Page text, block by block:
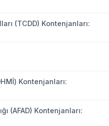
(TCDD) Kontenjanları:
Kontenjanları:
(AFAD) Kontenjanları: